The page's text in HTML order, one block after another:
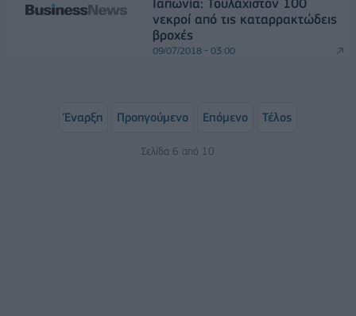
Ιαπωνία: Τουλάχιστον 100
νεκροί από τις καταρρακτώδεις
βροχές
09/07/2018 - 03:00
Έναρξη Προηγούμενο Επόμενο Τέλος
Σελίδα 6 από 10